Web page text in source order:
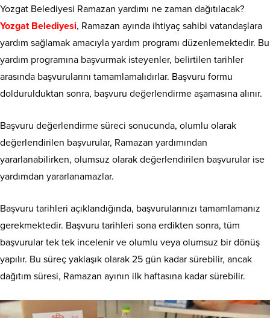
Yozgat Belediyesi Ramazan yardımı ne zaman dağıtılacak?
Yozgat Belediyesi, Ramazan ayında ihtiyaç sahibi vatandaşlara
yardım sağlamak amacıyla yardım programı düzenlemektedir. Bu
yardım programına başvurmak isteyenler, belirtilen tarihler
arasında başvurularını tamamlamalıdırlar. Başvuru formu
doldurulduktan sonra, başvuru değerlendirme aşamasına alınır.
Başvuru değerlendirme süreci sonucunda, olumlu olarak
değerlendirilen başvurular, Ramazan yardımından
yararlanabilirken, olumsuz olarak değerlendirilen başvurular ise
yardımdan yararlanamazlar.
Başvuru tarihleri açıklandığında, başvurularınızı tamamlamanız
gerekmektedir. Başvuru tarihleri sona erdikten sonra, tüm
başvurular tek tek incelenir ve olumlu veya olumsuz bir dönüş
yapılır. Bu süreç yaklaşık olarak 25 gün kadar sürebilir, ancak
dağıtım süresi, Ramazan ayının ilk haftasına kadar sürebilir.